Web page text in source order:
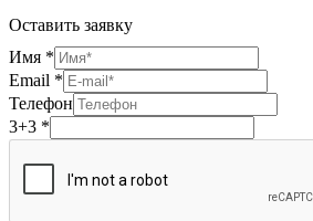
Оставить заявку
Имя *
Email *
Телефон
3+3 *